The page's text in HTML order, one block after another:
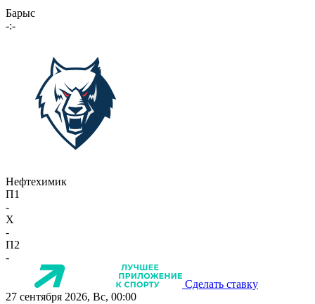
Барыс
-:-
Нефтехимик
П1
-
X
-
П2
-
Сделать ставку
27 сентября 2026, Вс, 00:00